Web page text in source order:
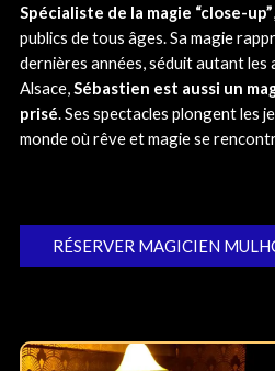
Spécialiste de la magie “close-up”
publics de tous âges. Sa magie
dernières années, séduit autant les
Alsace,Sébastien est aussi un
prisé. Ses spectacles plongent les
monde où rêve et magie se
RÉSERVER MAGICIEN